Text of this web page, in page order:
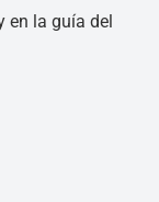
en la guía del